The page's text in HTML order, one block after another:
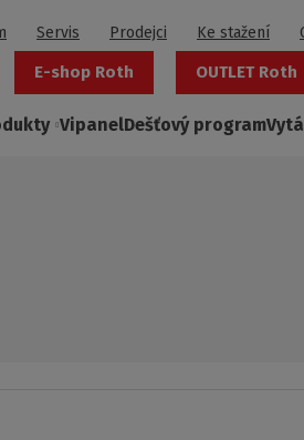
Servis Prodejci Ke stažení
E-shop Roth OUTLET Roth
VipanelDešťový program